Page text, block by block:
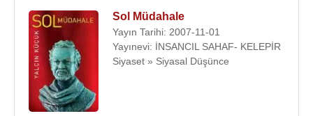
Sol Müdahale
Yayın Tarihi: 2007-11-01
Yayınevi: İNSANCIL SAHAF- KELEPİR
Siyaset » Siyasal Düşünce